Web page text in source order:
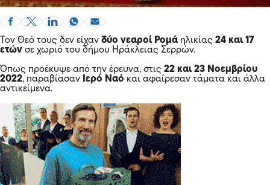
Τον Θεό τους δεν είχαν δύο νεαροί Ρομά ηλικίας 24 και 17
ετών σε χωριό του δήμου Ηράκλειας Σερρών.
Όπως προέκυψε από την έρευνα, στις 22 και 23 Νοεμβρίου
2022, παραβίασαν Ιερό Ναό και αφαίρεσαν τάματα και άλλα
αντικείμενα.